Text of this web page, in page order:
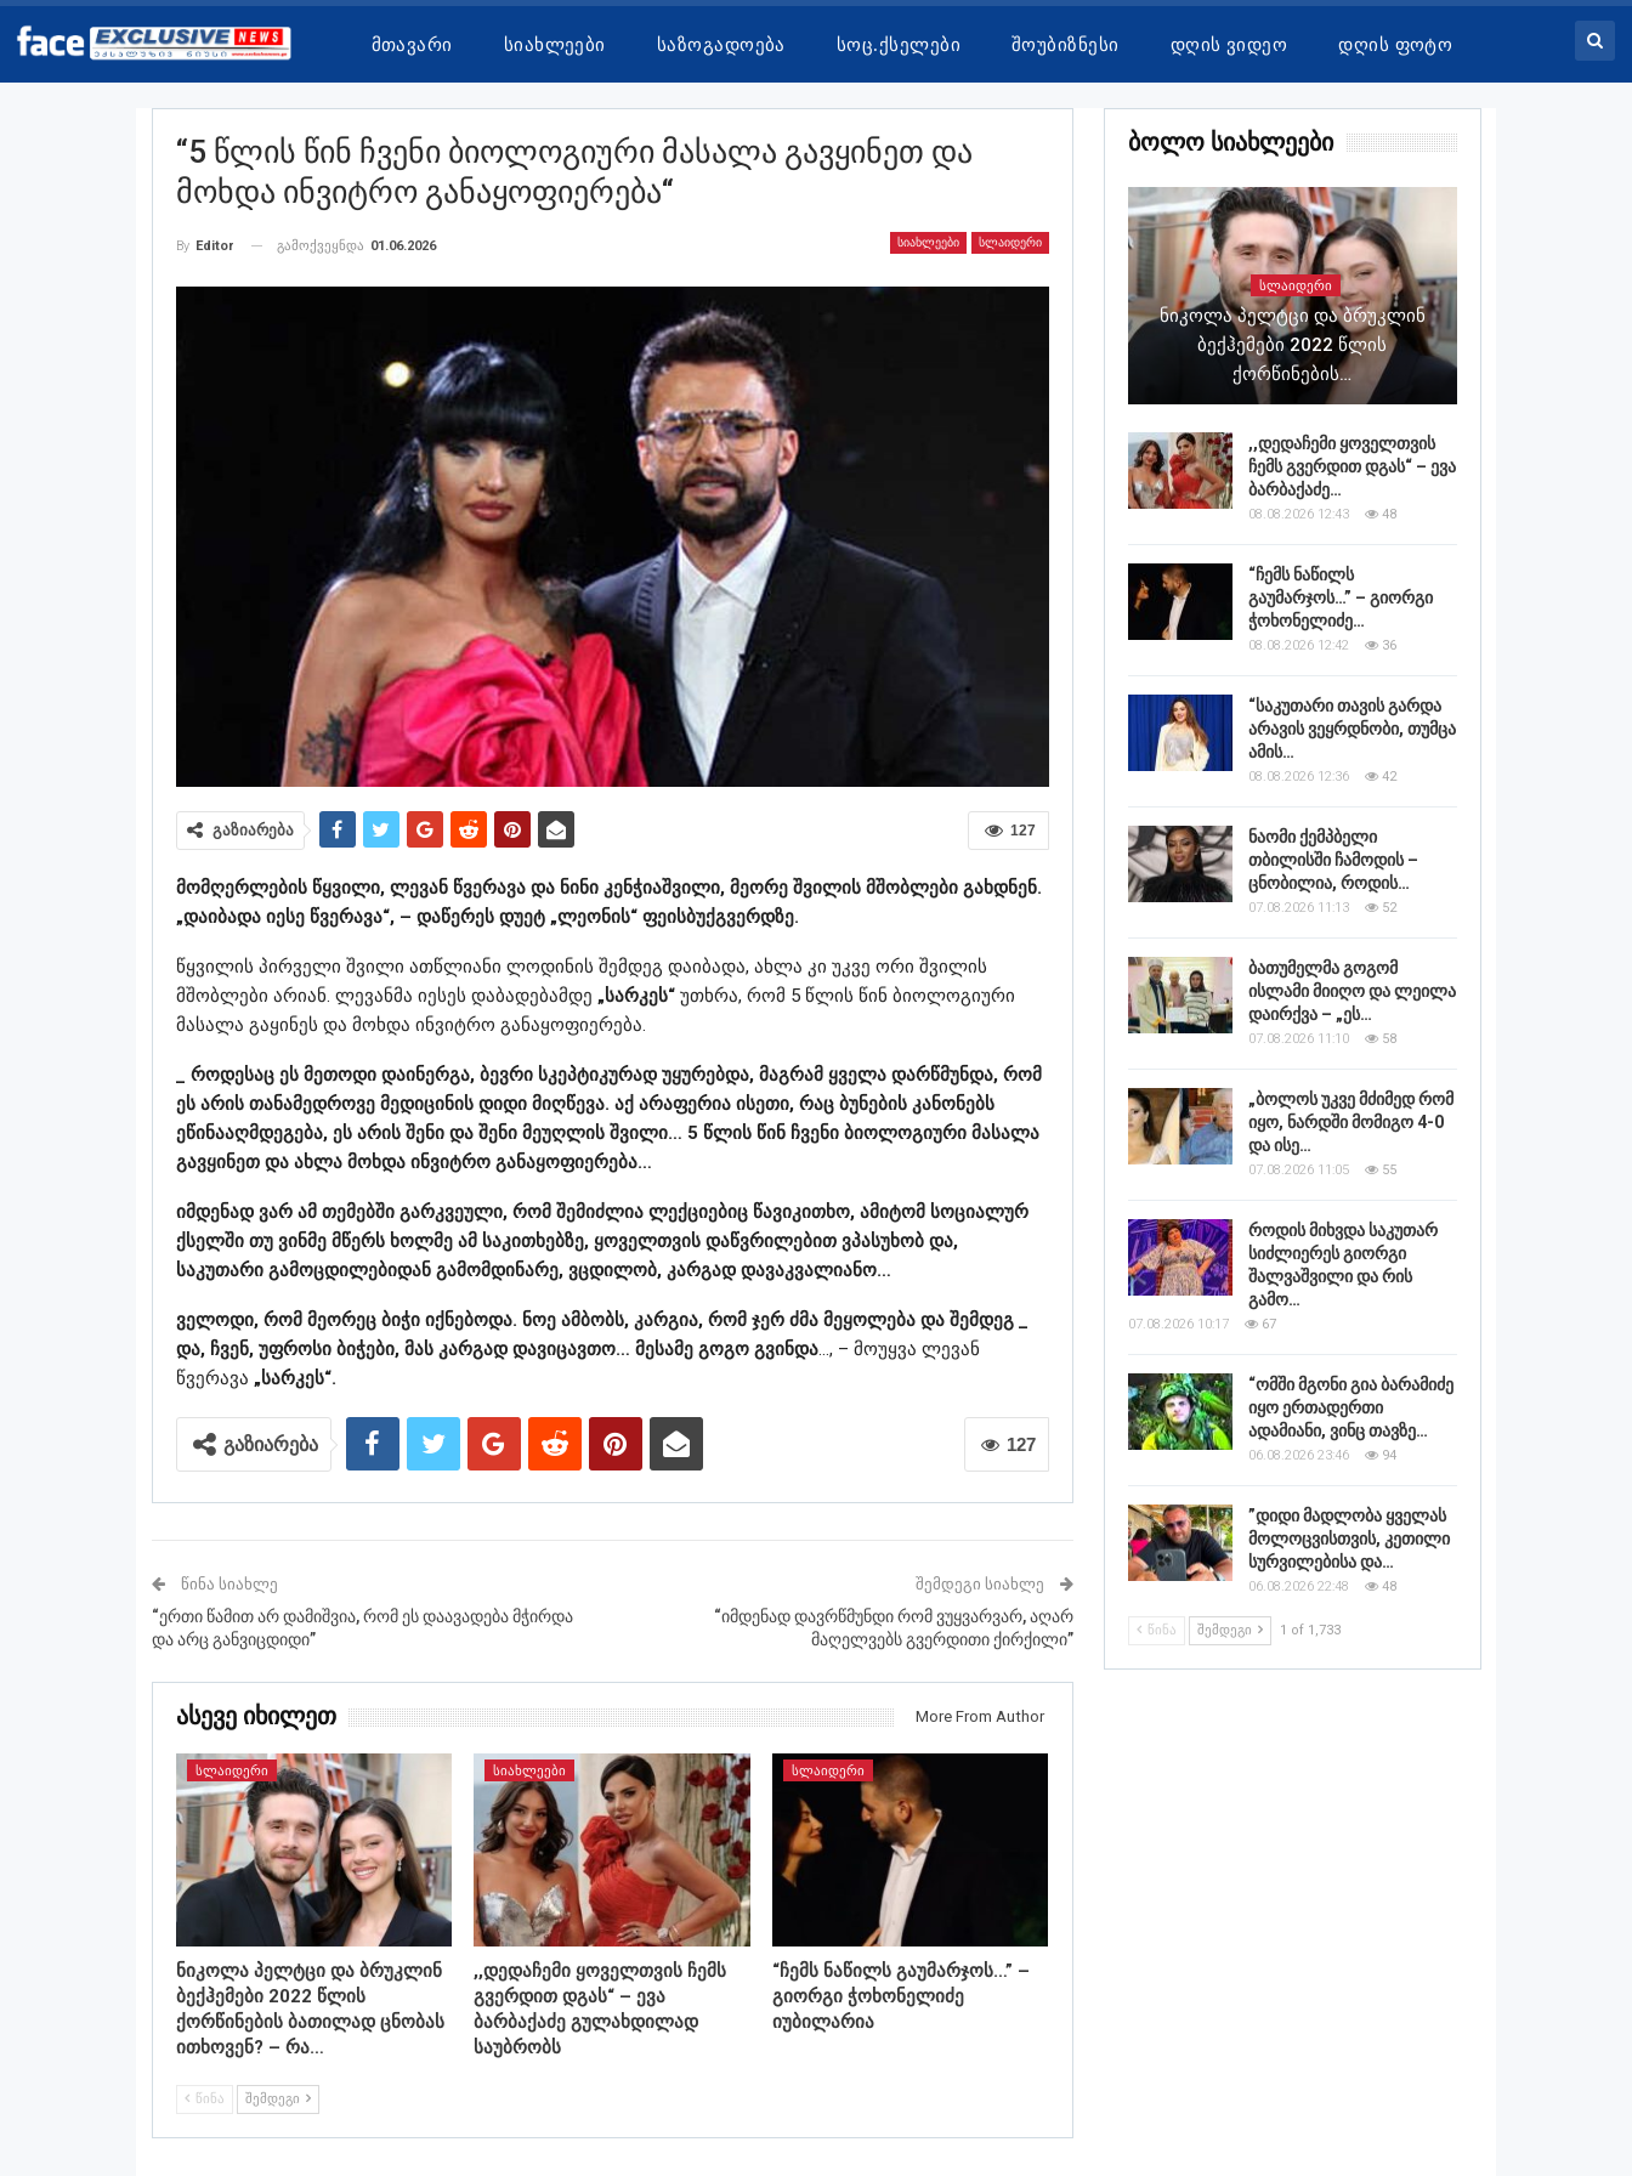
Მთავარი Სიახლეები Საზოგადოება Სოც.ქსელები Შოუბიზნესი Დღის Ვიდეო Დღის Ფოტო
“5 Წლის Წინ Ჩვენი Ბიოლოგიური Მასალა Გავყინეთ Და
Მოხდა Ინვიტრო Განაყოფიერება“
ᲡᲘᲐᲮᲚᲔᲔᲑᲘ ᲡᲚᲐᲘᲓᲔᲠᲘ
By Editor გამოქვეყნდა 01.06.2026
127
გაზიარება
მომღერლების წყვილი, ლევან წვერავა და ნინი კენჭიაშვილი, მეორე შვილის მშობლები გახდნენ.
„დაიბადა იესე წვერავა“, – დაწერეს დუეტ „ლეონის“ ფეისბუქგვერდზე.
წყვილის პირველი შვილი ათწლიანი ლოდინის შემდეგ დაიბადა, ახლა კი უკვე ორი შვილის
მშობლები არიან. ლევანმა იესეს დაბადებამდე „სარკეს“უთხრა, რომ 5 წლის წინ ბიოლოგიური
მასალა გაყინეს და მოხდა ინვიტრო განაყოფიერება.
_ როდესაც ეს მეთოდი დაინერგა, ბევრი სკეპტიკურად უყურებდა, მაგრამ ყველა დარწმუნდა, რომ
ეს არის თანამედროვე მედიცინის დიდი მიღწევა. აქ არაფერია ისეთი, რაც ბუნების კანონებს
ეწინააღმდეგება, ეს არის შენი და შენი მეუღლის შვილი… 5 წლის წინ ჩვენი ბიოლოგიური მასალა
გავყინეთ და ახლა მოხდა ინვიტრო განაყოფიერება…
იმდენად ვარ ამ თემებში გარკვეული, რომ შემიძლია ლექციებიც წავიკითხო, ამიტომ სოციალურ
ქსელში თუ ვინმე მწერს ხოლმე ამ საკითხებზე, ყოველთვის დაწვრილებით ვპასუხობ და,
საკუთარი გამოცდილებიდან გამომდინარე, ვცდილობ, კარგად დავაკვალიანო…
ველოდი, რომ მეორეც ბიჭი იქნებოდა. ნოე ამბობს, კარგია, რომ ჯერ ძმა მეყოლება და შემდეგ _
და, ჩვენ, უფროსი ბიჭები, მას კარგად დავიცავთო… მესამე გოგო გვინდა…, – მოუყვა ლევან
წვერავა „სარკეს“.
127
გაზიარება
ᲬᲘᲜᲐ ᲡᲘᲐᲮᲚᲔ
“ერთი წამით არ დამიშვია, რომ ეს დაავადება მჭირდა
და არც განვიცდიდი”
ᲨᲔᲛᲓᲔᲒᲘ ᲡᲘᲐᲮᲚᲔ
“იმდენად დავრწმუნდი რომ ვუყვარვარ, აღარ
მაღელვებს გვერდითი ქირქილი”
Ასევე Იხილეთ More From Author
ᲡᲚᲐᲘᲓᲔᲠᲘ
ნიკოლა პელტცი და ბრუკლინ
ბექჰემები 2022 წლის
ქორწინების ბათილად ცნობას
ითხოვენ? – რა…
ᲡᲘᲐᲮᲚᲔᲔᲑᲘ
,,დედაჩემი ყოველთვის ჩემს
გვერდით დგას“ – ევა
ბარბაქაძე გულახდილად
საუბრობს
ᲡᲚᲐᲘᲓᲔᲠᲘ
“ჩემს ნაწილს გაუმარჯოს…” –
გიორგი ჭოხონელიძე
იუბილარია
ᲬᲘᲜᲐ ᲨᲔᲛᲓᲔᲒᲘ
Ბოლო Სიახლეები
ᲡᲚᲐᲘᲓᲔᲠᲘ
Ნიკოლა Პელტცი Და Ბრუკლინ
Ბექჰემები 2022 Წლის
Ქორწინების…
,,დედაჩემი ყოველთვის
ჩემს გვერდით დგას“ – ევა
ბარბაქაძე…
08.08.2026 12:43 48
“ჩემს ნაწილს
გაუმარჯოს…” – გიორგი
ჭოხონელიძე…
08.08.2026 12:42 36
“საკუთარი თავის გარდა
არავის ვეყრდნობი, თუმცა
ამის…
08.08.2026 12:36 42
ნაომი ქემპბელი
თბილისში ჩამოდის –
ცნობილია, როდის…
07.08.2026 11:13 52
ბათუმელმა გოგომ
ისლამი მიიღო და ლეილა
დაირქვა – „ეს…
07.08.2026 11:10 58
„ბოლოს უკვე მძიმედ რომ
იყო, ნარდში მომიგო 4-0
და ისე…
07.08.2026 11:05 55
როდის მიხვდა საკუთარ
სიძლიერეს გიორგი
შალვაშვილი და რის
გამო…
07.08.2026 10:17 67
“ომში მგონი გია ბარამიძე
იყო ერთადერთი
ადამიანი, ვინც თავზე…
06.08.2026 23:46 94
”დიდი მადლობა ყველას
მოლოცვისთვის, კეთილი
სურვილებისა და…
06.08.2026 22:48 48
ᲬᲘᲜᲐ ᲨᲔᲛᲓᲔᲒᲘ 1 of 1,733